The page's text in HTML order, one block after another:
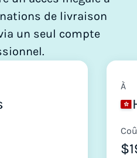
de livraison
un seul compte
À